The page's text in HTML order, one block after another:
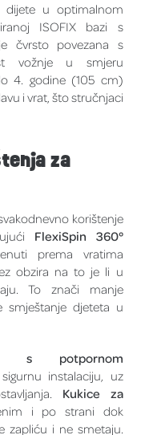
u optimalnom
ISOFIX bazi s
čvrsto povezana s
vožnje u smjeru
4. godine (105 cm)
i vrat, što stručnjaci
za
korištenje
FlexiSpin 360°
prema vratima
obzira na to je li u
To znači manje
smještanje djeteta u
s potpornom
instalaciju, uz
Kukice za
i po strani dok
zapliću i ne smetaju.